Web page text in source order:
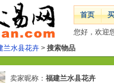
首页
您好，欢迎
兰水县花卉 > 搜索物品
卖家昵称： 福建兰水县花卉